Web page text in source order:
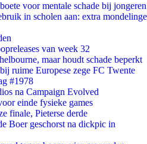
voor mentale schade bij jongeren
in scholen aan: extra mondelinge
van week 32
maar houdt schade beperkt
ruime Europese zege FC Twente
#1978
na Campaign Evolved
einde fysieke games
finale, Pieterse derde
Boer geschorst na dickpic in